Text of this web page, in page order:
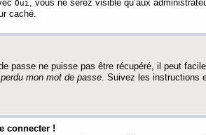
Oui , vous ne serez visible qu’aux
caché.
passe ne puisse pas être récupéré, il peut
perdu mon mot de passe. Suivez les instructions
connecter !